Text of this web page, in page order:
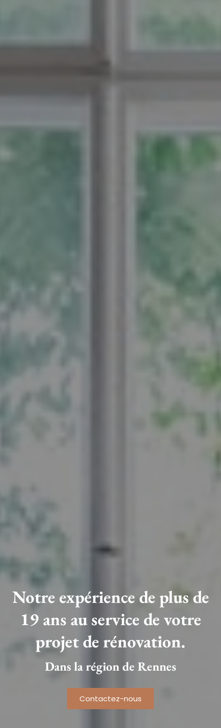
Notre expérience de plus de
19 ans au service de votre
projet de rénovation.
Dans la région de Rennes
Contactez-nous